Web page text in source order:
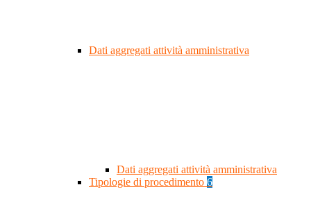
Dati aggregati attività amministrativa
Dati aggregati attività amministrativa
Tipologie di procedimento 6